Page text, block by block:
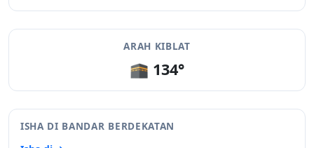
ARAH KIBLAT
🕋 134°
ISHA DI BANDAR BERDEKATAN